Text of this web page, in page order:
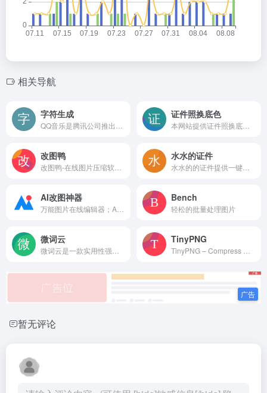
相关导航
字符生成 证件照换底色
改图鸭 水水的证件
AI改图神器 Bench
轻松的批量处理图片
微词云 TinyPNG
暂无评论